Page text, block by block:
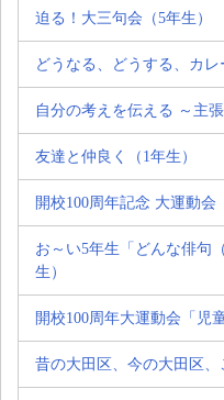
迫る！大三句会（5年生）
どうなる、どうする、カレ
自分の考えを伝える ～主
友達と仲良く（1年生）
開校100周年記念 大運動会
お～い5年生「どんな俳句
生）
開校100周年大運動会「児
昔の大田区、今の大田区、